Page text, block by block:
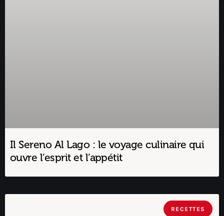
Il Sereno Al Lago : le voyage culinaire qui
ouvre l’esprit et l’appétit
RECETTES